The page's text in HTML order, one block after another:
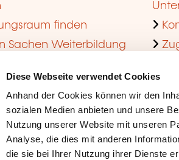
Diese Webseite verwendet Cookies
Anhand der Cookies können wir den
sozialen Medien anbieten und unsere
Nutzung unserer Website mit unseren
Analyse, die dies mit anderen
die sie bei Ihrer Nutzung ihrer Dienste
finden
Sachen Weiterbildung